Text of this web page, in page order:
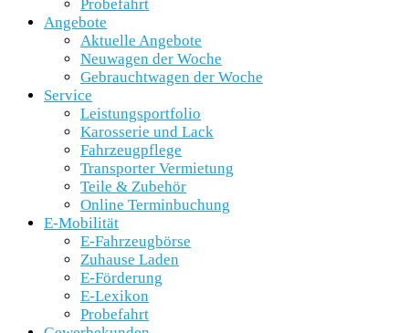
Probefahrt
Angebote
Aktuelle Angebote
Neuwagen der Woche
Gebrauchtwagen der Woche
Service
Leistungsportfolio
Karosserie und Lack
Fahrzeugpflege
Transporter Vermietung
Teile & Zubehör
Online Terminbuchung
E-Mobilität
E-Fahrzeugbörse
Zuhause Laden
E-Förderung
E-Lexikon
Probefahrt